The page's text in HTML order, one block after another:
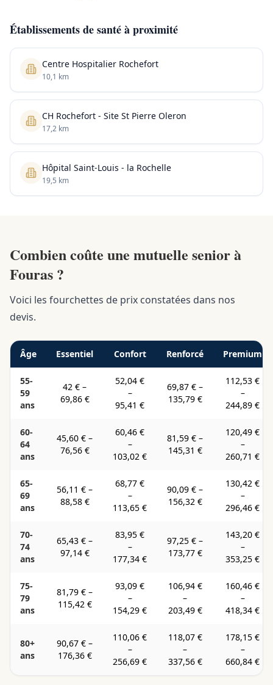
Établissements de santé à proximité
Centre Hospitalier Rochefort
10,1 km
CH Rochefort - Site St Pierre Oleron
17,2 km
Hôpital Saint-Louis - la Rochelle
19,5 km
Combien coûte une mutuelle senior à
Fouras ?
Voici les fourchettes de prix constatées dans nos
devis.
Âge Essentiel Confort Renforcé Premium
55-
59
ans
42 € –
69,86 €
52,04 €
–
95,41 €
69,87 € –
135,79 €
112,53 €
–
244,89 €
60-
64
ans
45,60 € –
76,56 €
60,46 €
–
103,02 €
81,59 € –
145,31 €
120,49 €
–
260,71 €
65-
69
ans
56,11 € –
88,58 €
68,77 €
–
113,65 €
90,09 € –
156,32 €
130,42 €
–
296,46 €
70-
74
ans
65,43 € –
97,14 €
83,95 €
–
177,34 €
97,25 € –
173,77 €
143,20 €
–
353,25 €
75-
79
ans
81,79 € –
115,42 €
93,09 €
–
154,29 €
106,94 €
–
203,49 €
160,46 €
–
418,34 €
80+
ans
90,67 € –
176,36 €
110,06 €
–
256,69 €
118,07 €
–
337,56 €
178,15 €
–
660,84 €